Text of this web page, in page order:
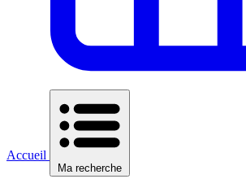
Accueil
Ma recherche